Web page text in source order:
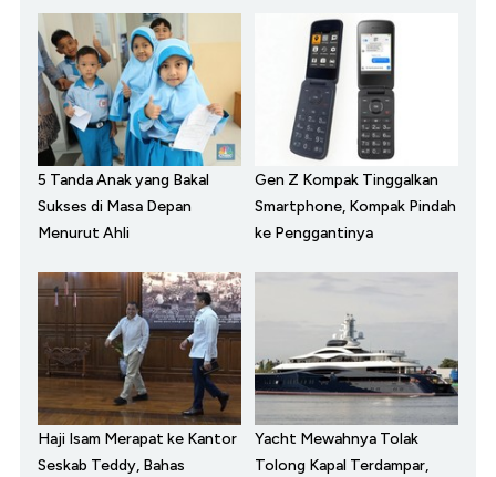
5 Tanda Anak yang Bakal
Sukses di Masa Depan
Menurut Ahli
Gen Z Kompak Tinggalkan
Smartphone, Kompak Pindah
ke Penggantinya
Haji Isam Merapat ke Kantor
Seskab Teddy, Bahas
Yacht Mewahnya Tolak
Tolong Kapal Terdampar,